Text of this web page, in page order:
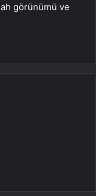
görünümü ve